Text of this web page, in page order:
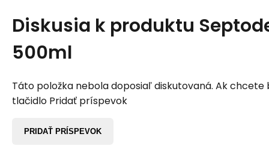
Diskusia k produktu
500ml
Táto položka nebola doposiaľ diskutovaná. Ak chcete
tlačidlo Pridať príspevok
PRIDAŤ PRÍSPEVOK